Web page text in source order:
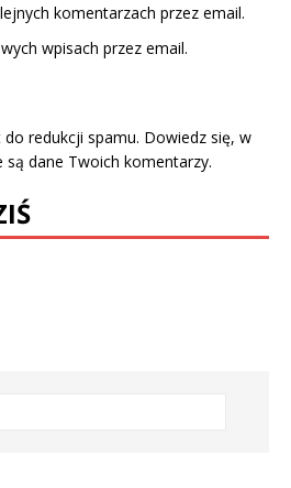
komentarzach przez email.
wpisach przez email.
redukcji spamu. Dowiedz się, w
dane Twoich komentarzy.